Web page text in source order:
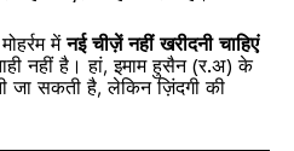
मेंनई चीज़ें नहीं खरीदनी चाहिएं
नहीं है। हां, इमाम हुसैन (र.अ) के
जा सकती है, लेकिन ज़िंदगी की